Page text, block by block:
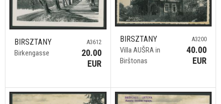
BIRSZTANY
Birkengasse
A3612
20.00
EUR
BIRSZTANY
Villa AUŠRA in
Birštonas
A3200
40.00
EUR